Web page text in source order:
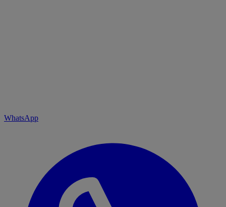
WhatsApp